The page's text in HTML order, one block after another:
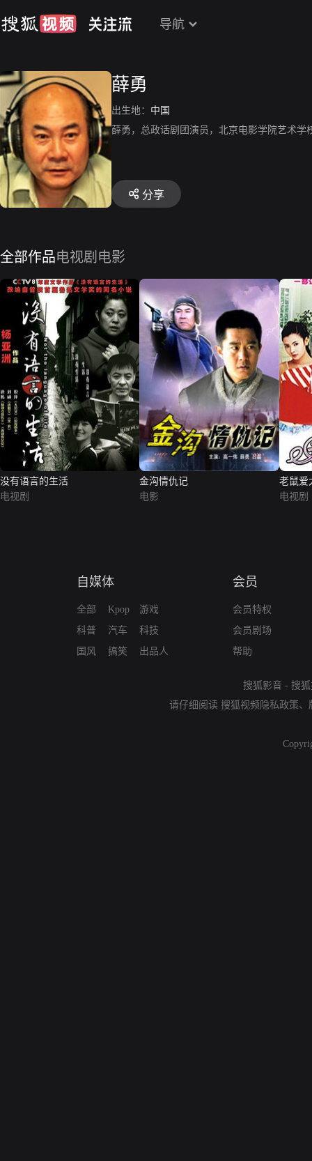
导航
薛勇
出生地： 中国
薛勇，总政话剧团演员，北京电影学院艺术
分享
全部作品电视剧 电影
没有语言的生活
电视剧
金沟情仇记
电影
老鼠爱
电视剧
自媒体
全部
科普
国风
Kpop
汽车
搞笑
游戏
科技
出品人
会员
会员特权
会员剧场
帮助
搜狐影音 - 搜
请仔细阅读 搜狐视频隐私政策、